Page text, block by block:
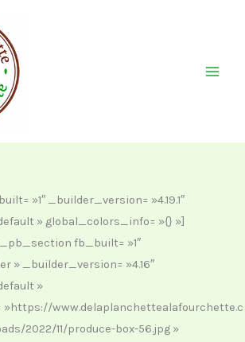
»1″ _builder_version= »4.19.1″
» global_colors_info= »{} »]
fb_built= »1″
» _builder_version= »4.16″
»
»https://www.delaplanchettealafourchette.c
2022/11/produce-box-56.jpg »